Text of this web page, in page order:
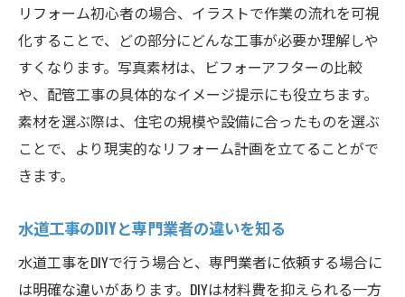
リフォーム初心者の場合、イラストで作業の流れを可視
化することで、どの部分にどんな工事が必要か理解しや
すくなります。写真素材は、ビフォーアフターの比較
や、配管工事の具体的なイメージ提示にも役立ちます。
素材を選ぶ際は、住宅の規模や設備に合ったものを選ぶ
ことで、より現実的なリフォーム計画を立てることがで
きます。
水道工事のDIYと専門業者の違いを知る
水道工事をDIYで行う場合と、専門業者に依頼する場合に
は明確な違いがあります。DIYは材料費を抑えられる一方